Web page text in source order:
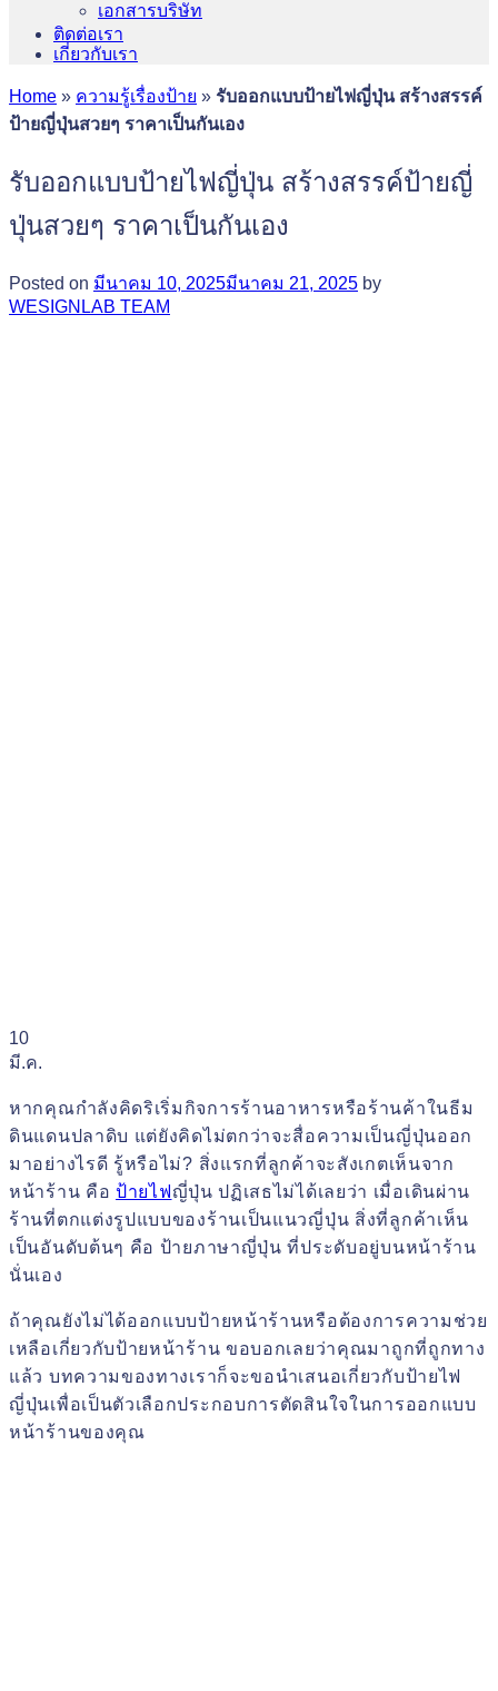
เอกสารบริษัท
ติดต่อเรา
เกี่ยวกับเรา
Home » ความรู้เรื่องป้าย » รับออกแบบป้ายไฟญี่ปุ่น สร้างสรรค์
ป้ายญี่ปุ่นสวยๆ ราคาเป็นกันเอง
รับออกแบบป้ายไฟญี่ปุ่น สร้างสรรค์ป้ายญี่
ปุ่นสวยๆ ราคาเป็นกันเอง
Posted on มีนาคม 10, 2025มีนาคม 21, 2025 by
WESIGNLAB TEAM
10
มี.ค.
หากคุณกำลังคิดริเริ่มกิจการร้านอาหารหรือร้านค้าในธีม
ดินแดนปลาดิบ แต่ยังคิดไม่ตกว่าจะสื่อความเป็นญี่ปุ่นออก
มาอย่างไรดี รู้หรือไม่? สิ่งแรกที่ลูกค้าจะสังเกตเห็นจาก
หน้าร้าน คือ ป้ายไฟ ญี่ปุ่น ปฏิเสธไม่ได้เลยว่า เมื่อเดินผ่าน
ร้านที่ตกแต่งรูปแบบของร้านเป็นแนวญี่ปุ่น สิ่งที่ลูกค้าเห็น
เป็นอันดับต้นๆ คือ ป้ายภาษาญี่ปุ่น ที่ประดับอยู่บนหน้าร้าน
นั่นเอง
ถ้าคุณยังไม่ได้ออกแบบป้ายหน้าร้านหรือต้องการความช่วย
เหลือเกี่ยวกับป้ายหน้าร้าน ขอบอกเลยว่าคุณมาถูกที่ถูกทาง
แล้ว บทความของทางเราก็จะขอนำเสนอเกี่ยวกับป้ายไฟ
ญี่ปุ่นเพื่อเป็นตัวเลือกประกอบการตัดสินใจในการออกแบบ
หน้าร้านของคุณ